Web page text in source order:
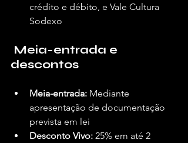
crédito e débito, e Vale Cultura
Sodexo
Meia-entrada e
descontos
Meia-entrada: Mediante
apresentação de documentação
prevista em lei
Desconto Vivo: 25% em até 2